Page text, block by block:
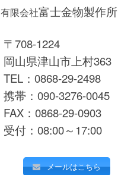
有限会社富士金物製作所
〒708-1224
岡山県津山市上村363
TEL：0868-29-2498
携帯：090-3276-0045
FAX：0868-29-0903
受付：08:00～17:00
メールはこちら